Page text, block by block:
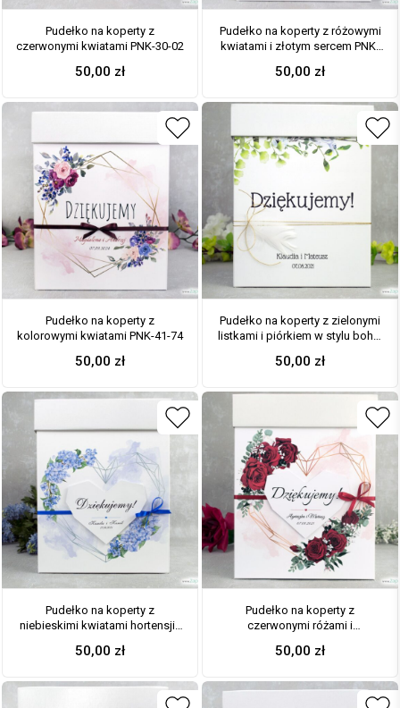
Pudełko na koperty z
czerwonymi kwiatami PNK-30-02
50,00 zł
Pudełko na koperty z różowymi
kwiatami i złotym sercem PNK-
50,00 zł
Pudełko na koperty z
kolorowymi kwiatami PNK-41-74
50,00 zł
Pudełko na koperty z zielonymi
listkami i piórkiem w stylu boho.
50,00 zł
Pudełko na koperty z
niebieskimi kwiatami hortensji i
41-11
50,00 zł
Pudełko na koperty z
czerwonymi różami i
41-09
50,00 zł